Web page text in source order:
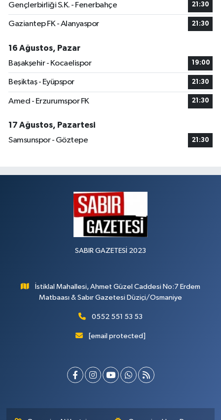
Gençlerbirliği S.K. - Fenerbahçe 21:30
Gaziantep FK - Alanyaspor 21:30
16 Ağustos, Pazar
Başakşehir - Kocaelispor
19:00
Beşiktaş - Eyüpspor 21:30
Amed - Erzurumspor FK 21:30
17 Ağustos, Pazartesi
Samsunspor - Göztepe
21:30
SABIR GAZETESİ 2023
İstiklal Mahallesi, Ahmet Güzel Caddesi No:7 Erdem
Matbaası & Sabır Gazetesi Düziçi/Osmaniye
0552 551 53 53
[email protected]